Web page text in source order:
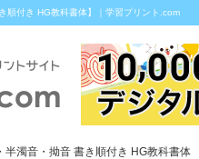
順付き HG教科書体】｜学習プリント.com
半濁音・拗音 書き順付き HG教科書体